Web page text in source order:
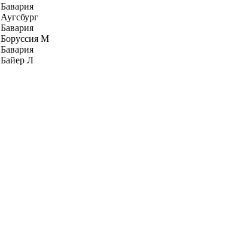
Бавария
Аугсбург
Бавария
Боруссия М
Бавария
Байер Л